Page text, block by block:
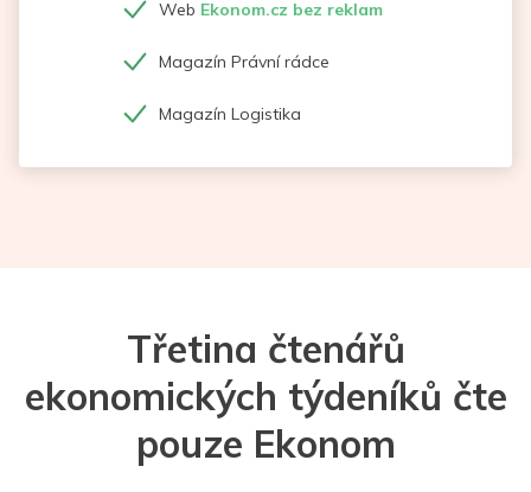
Web Ekonom.cz bez reklam
Magazín Právní rádce
Magazín Logistika
Třetina čtenářů
ekonomických týdeníků čte
pouze Ekonom